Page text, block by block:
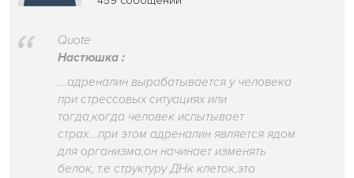
Quote
Настюшка :
....адреналин вырабатывается у человека
при стрессовых ситуациях или
тогда,когда человек испытывает
страх....при этом адреналин является ядом
для организма,он начинает изменять
белок, т.е структуру ДНк клеток,это